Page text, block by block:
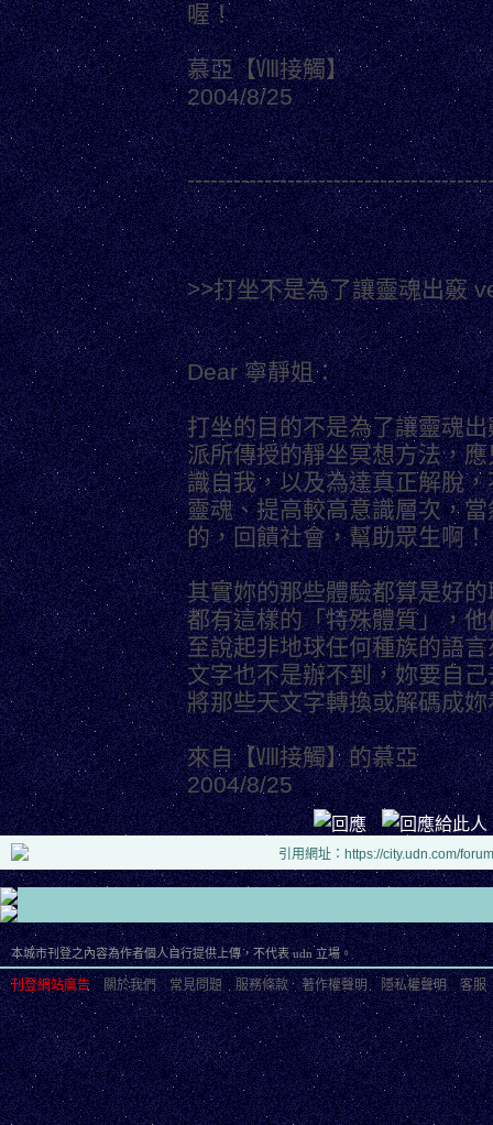
喔！
慕亞【Ⅷ接觸】
2004/8/25
>>打坐不是為了讓靈魂出竅
Dear 寧靜姐：
打坐的目的不是為了讓靈魂
派所傳授的靜坐冥想方法，
識自我，以及為達真正解脫
靈魂、提高較高意識層次，
的，回饋社會，幫助眾生啊！
其實妳的那些體驗都算是好
都有這樣的「特殊體質」，
至說起非地球任何種族的語
文字也不是辦不到，妳要自
將那些天文字轉換或解碼成
來自【Ⅷ接觸】的慕亞
2004/8/25
引用網址：https://city.udn.com/
本城市刊登之內容為作者個人自行提供上傳，不代表 udn 立場。
刊登網站廣告︱關於我們︱常見問題︱服務條款︱著作權聲明︱隱私權聲明︱客服